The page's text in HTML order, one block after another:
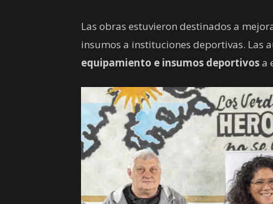
Las obras estuvieron destinados a
insumos a instituciones deportivas. Las
equipamiento e insumos deportivosa